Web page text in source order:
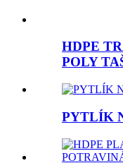
HDPE
POLY
PYTLÍK